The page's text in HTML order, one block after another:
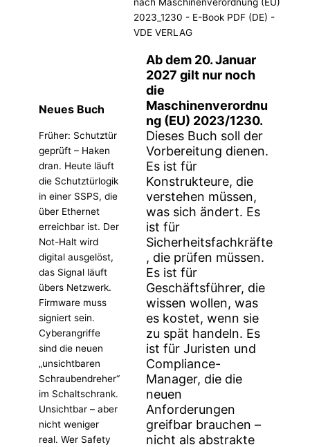
Neues Buch
Früher: Schutztür
geprüft – Haken
dran. Heute läuft
die Schutztürlogik
in einer SSPS, die
über Ethernet
erreichbar ist. Der
Not-Halt wird
digital ausgelöst,
das Signal läuft
übers Netzwerk.
Firmware muss
signiert sein.
Cyberangriffe
sind die neuen
„unsichtbaren
Schraubendreher“
im Schaltschrank.
Unsichtbar – aber
nicht weniger
real. Wer Safety
Ab dem 20. Januar
2027 gilt nur noch
die
Maschinenverordnu
ng (EU) 2023/1230.
Dieses Buch soll der
Vorbereitung dienen.
Es ist für
Konstrukteure, die
verstehen müssen,
was sich ändert. Es
ist für
Sicherheitsfachkräfte
, die prüfen müssen.
Es ist für
Geschäftsführer, die
wissen wollen, was
es kostet, wenn sie
zu spät handeln. Es
ist für Juristen und
Compliance-
Manager, die die
neuen
Anforderungen
greifbar brauchen –
nicht als abstrakte